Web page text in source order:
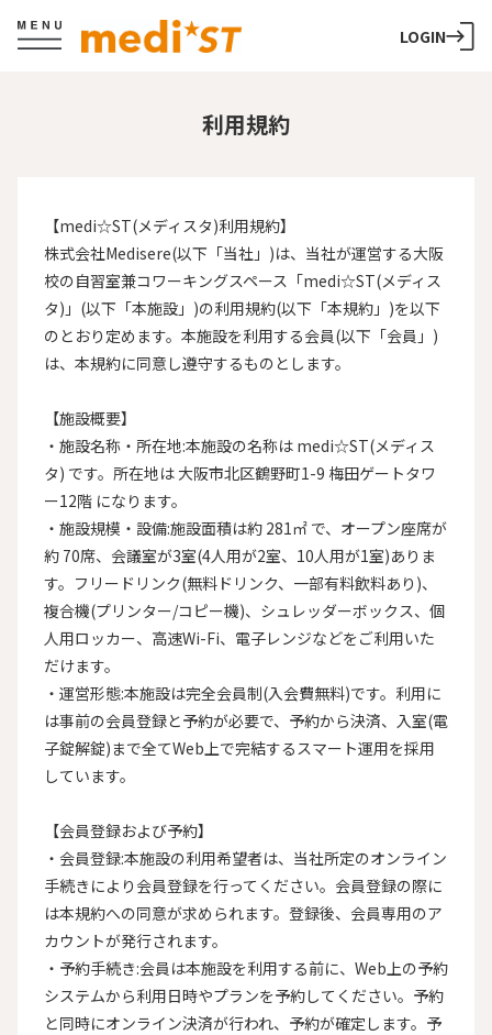
LOGIN
利用規約
【medi☆ST(メディスタ)利用規約】
株式会社Medisere(以下「当社」)は、当社が運営する大阪
校の自習室兼コワーキングスペース「medi☆ST(メディス
タ)」(以下「本施設」)の利用規約(以下「本規約」)を以下
のとおり定めます。本施設を利用する会員(以下「会員」)
は、本規約に同意し遵守するものとします。
【施設概要】
・施設名称・所在地:本施設の名称は medi☆ST(メディス
タ) です。所在地は 大阪市北区鶴野町1-9 梅田ゲートタワ
ー12階 になります。
・施設規模・設備:施設面積は約 281㎡ で、オープン座席が
約 70席、会議室が3室(4人用が2室、10人用が1室)ありま
す。フリードリンク(無料ドリンク、一部有料飲料あり)、
複合機(プリンター/コピー機)、シュレッダーボックス、個
人用ロッカー、高速Wi-Fi、電子レンジなどをご利用いた
だけます。
・運営形態:本施設は完全会員制(入会費無料)です。利用に
は事前の会員登録と予約が必要で、予約から決済、入室(電
子錠解錠)まで全てWeb上で完結するスマート運用を採用
しています。
【会員登録および予約】
・会員登録:本施設の利用希望者は、当社所定のオンライン
手続きにより会員登録を行ってください。会員登録の際に
は本規約への同意が求められます。登録後、会員専用のア
カウントが発行されます。
・予約手続き:会員は本施設を利用する前に、Web上の予約
システムから利用日時やプランを予約してください。予約
と同時にオンライン決済が行われ、予約が確定します。予